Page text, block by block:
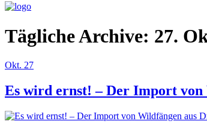
Tägliche Archive: 27.
Okt. 27
Es wird ernst! – Der Import